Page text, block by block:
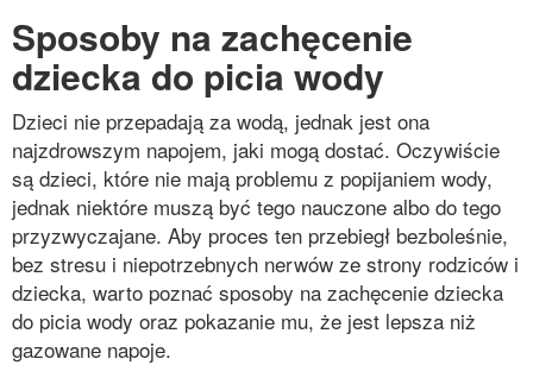
Sposoby na zachęcenie
dziecka do picia wody
Dzieci nie przepadają za wodą, jednak jest ona
najzdrowszym napojem, jaki mogą dostać. Oczywiście
są dzieci, które nie mają problemu z popijaniem wody,
jednak niektóre muszą być tego nauczone albo do tego
przyzwyczajane. Aby proces ten przebiegł bezboleśnie,
bez stresu i niepotrzebnych nerwów ze strony rodziców i
dziecka, warto poznać sposoby na zachęcenie dziecka
do picia wody oraz pokazanie mu, że jest lepsza niż
gazowane napoje.